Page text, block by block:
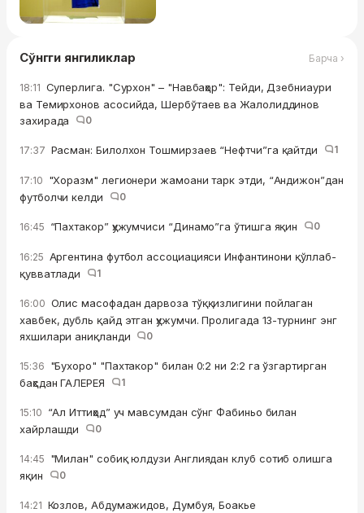
Сўнгги янгиликлар Барча ›
18:11 Суперлига. "Сурхон" – "Навбаҳор": Тейди, Дзебниаури
ва Темирхонов асосийда, Шербўтаев ва Жалолиддинов
захирада
0
17:37 Расман: Билолхон Тошмирзаев “Нефтчи”га қайтди 1
17:10 "Хоразм" легионери жамоани тарк этди, “Андижон”дан
футболчи келди
0
16:45 “Пахтакор” ҳужумчиси “Динамо”га ўтишга яқин 0
16:25 Аргентина футбол ассоциацияси Инфантинони қўллаб-
қувватлади
1
16:00 Олис масофадан дарвоза тўққизлигини пойлаган
хавбек, дубль қайд этган ҳужумчи. Пролигада 13-турнинг энг
яхшилари аниқланди
0
15:36 "Бухоро" "Пахтакор" билан 0:2 ни 2:2 га ўзгартирган
баҳсдан ГАЛЕРЕЯ
1
15:10 “Ал Иттиҳод” уч мавсумдан сўнг Фабиньо билан
хайрлашди
0
14:45 "Милан" собиқ юлдузи Англиядан клуб сотиб олишга
яқин
0
14:21 Козлов, Абдумажидов, Думбуя, Боакье